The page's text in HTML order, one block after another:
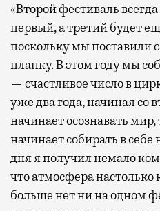
«Второй фестиваль
первый, а третий будет
поскольку мы поставили
планку. В этом году мы
— счастливое число в
уже два года, начиная со
начинает осознавать
начинает собирать в
дня я получил немало
что атмосфера настолько
больше нет ни на одном